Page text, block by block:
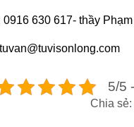
0916 630 617- thầy
5/5
Chia sẻ: